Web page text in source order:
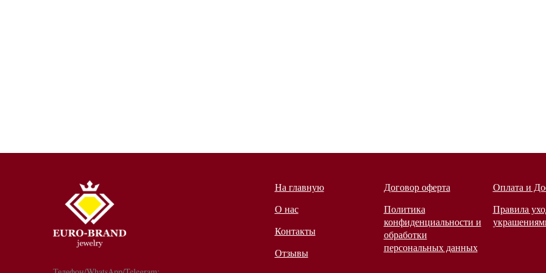
На главную
О нас
Контакты
Отзывы
Договор оферта
Политика
конфиденциальности и
обработки
персональных данных
Оплата и
Правила